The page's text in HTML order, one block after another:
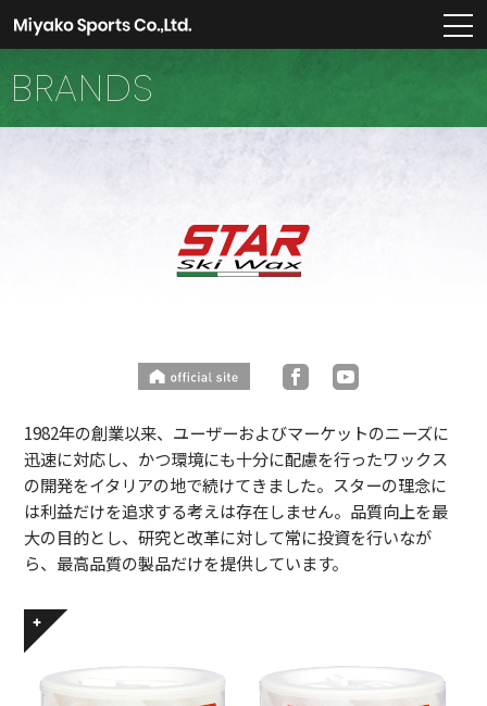
BRANDS
1982年の創業以来、ユーザーおよびマーケットのニーズに
迅速に対応し、かつ環境にも十分に配慮を行ったワックス
の開発をイタリアの地で続けてきました。スターの理念に
は利益だけを追求する考えは存在しません。品質向上を最
大の目的とし、研究と改革に対して常に投資を行いなが
ら、最高品質の製品だけを提供しています。